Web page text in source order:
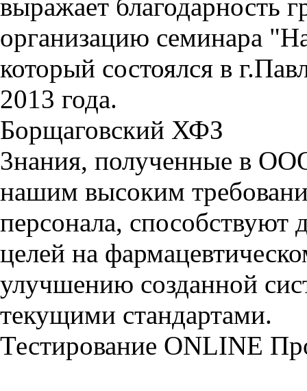
выражает благодарность
организацию семинара
который состоялся в
2013 года.
Борщаговский ХФЗ
3нания, полученные в
нашим высоким
персонала,
целей на
улучшению созданной
текущими стандартами.
Тестирование ONLINE